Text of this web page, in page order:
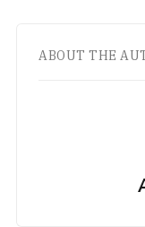
ABOUT THE